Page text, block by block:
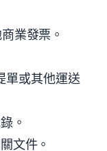
業發票。
單或其他運送
。
文件。